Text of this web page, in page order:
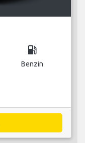
local_gas_station
Benzin